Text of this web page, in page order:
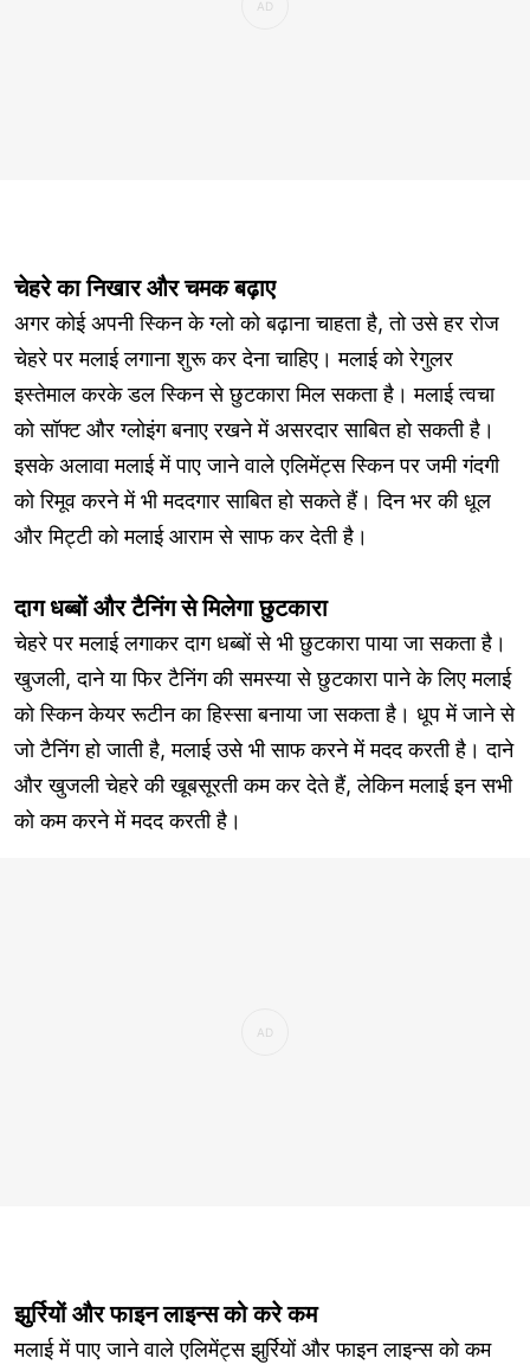
चेहरे का निखार और चमक बढ़ाए
अगर कोई अपनी स्किन के ग्लो को बढ़ाना चाहता है, तो उसे हर रोज
चेहरे पर मलाई लगाना शुरू कर देना चाहिए। मलाई को रेगुलर
इस्तेमाल करके डल स्किन से छुटकारा मिल सकता है। मलाई त्वचा
को सॉफ्ट और ग्लोइंग बनाए रखने में असरदार साबित हो सकती है।
इसके अलावा मलाई में पाए जाने वाले एलिमेंट्स स्किन पर जमी गंदगी
को रिमूव करने में भी मददगार साबित हो सकते हैं। दिन भर की धूल
और मिट्टी को मलाई आराम से साफ कर देती है।
दाग धब्बों और टैनिंग से मिलेगा छुटकारा
चेहरे पर मलाई लगाकर दाग धब्बों से भी छुटकारा पाया जा सकता है।
खुजली, दाने या फिर टैनिंग की समस्या से छुटकारा पाने के लिए मलाई
को स्किन केयर रूटीन का हिस्सा बनाया जा सकता है। धूप में जाने से
जो टैनिंग हो जाती है, मलाई उसे भी साफ करने में मदद करती है। दाने
और खुजली चेहरे की खूबसूरती कम कर देते हैं, लेकिन मलाई इन सभी
को कम करने में मदद करती है।
झुर्रियों और फाइन लाइन्स को करे कम
मलाई में पाए जाने वाले एलिमेंट्स झुर्रियों और फाइन लाइन्स को कम